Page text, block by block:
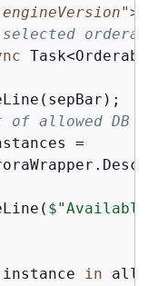
selected
allowed DB
=
$"Available
instance in